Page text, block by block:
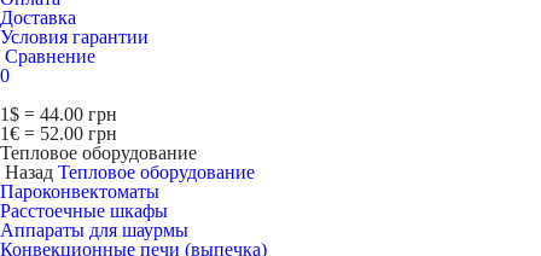
Доставка
Условия гарантии
Сравнение
0
1$ = 44.00 грн
1€ = 52.00 грн
Тепловое оборудование
Назад Тепловое оборудование
Пароконвектоматы
Расcтоечные шкафы
Аппараты для шаурмы
Конвекционные печи (выпечка)